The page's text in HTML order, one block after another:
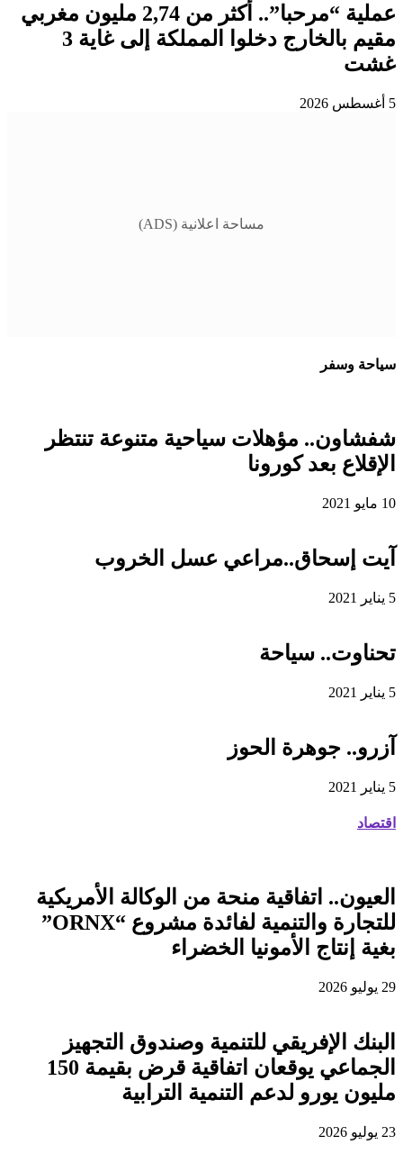
عملية “مرحبا”.. أكثر من 2,74 مليون مغربي
مقيم بالخارج دخلوا المملكة إلى غاية 3
غشت
5 أغسطس 2026
مساحة اعلانية (ADS)
سياحة وسفر
شفشاون.. مؤهلات سياحية متنوعة تنتظر
الإقلاع بعد كورونا
10 مايو 2021
آيت إسحاق..مراعي عسل الخروب
5 يناير 2021
تحناوت.. سياحة
5 يناير 2021
آزرو.. جوهرة الحوز
5 يناير 2021
اقتصاد
العيون.. اتفاقية منحة من الوكالة الأمريكية
للتجارة والتنمية لفائدة مشروع “ORNX”
بغية إنتاج الأمونيا الخضراء
29 يوليو 2026
البنك الإفريقي للتنمية وصندوق التجهيز
الجماعي يوقعان اتفاقية قرض بقيمة 150
مليون يورو لدعم التنمية الترابية
23 يوليو 2026